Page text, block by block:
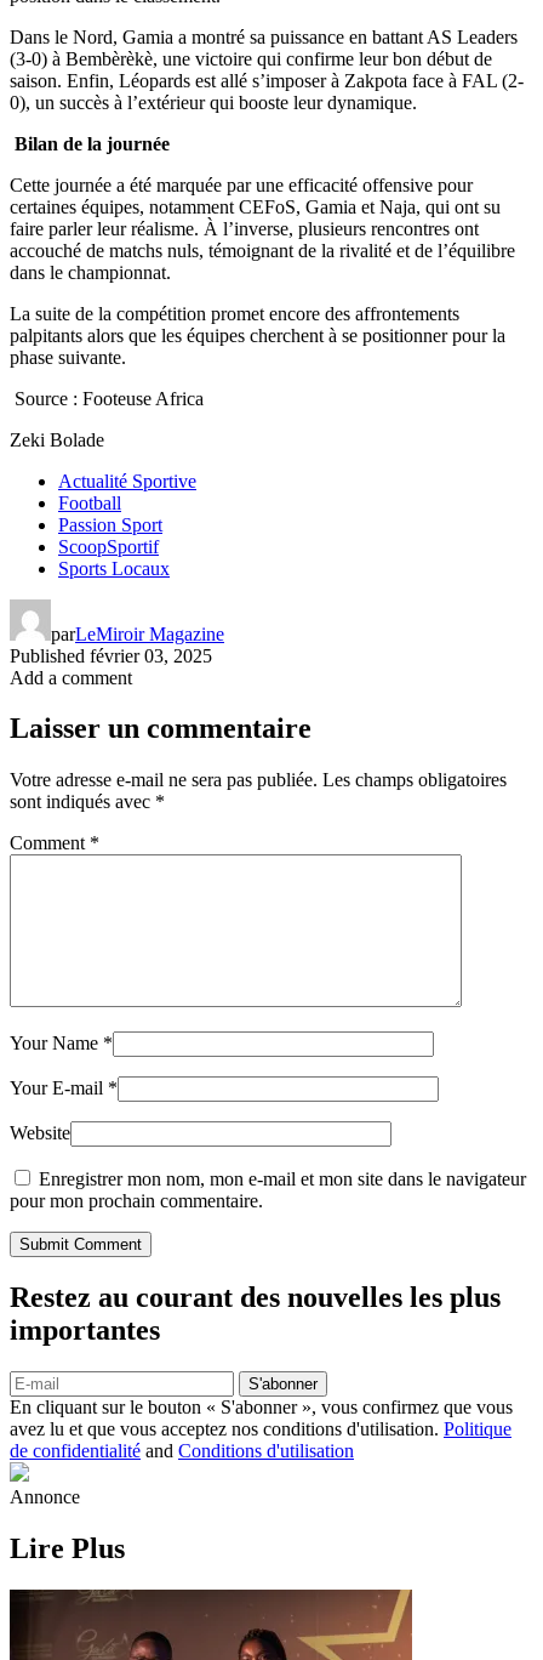
Dans le Nord, Gamia a montré sa puissance en battant AS Leaders
(3-0) à Bembèrèkè, une victoire qui confirme leur bon début de
saison. Enfin, Léopards est allé s’imposer à Zakpota face à FAL (2-
0), un succès à l’extérieur qui booste leur dynamique.
Bilan de la journée
Cette journée a été marquée par une efficacité offensive pour
certaines équipes, notamment CEFoS, Gamia et Naja, qui ont su
faire parler leur réalisme. À l’inverse, plusieurs rencontres ont
accouché de matchs nuls, témoignant de la rivalité et de l’équilibre
dans le championnat.
La suite de la compétition promet encore des affrontements
palpitants alors que les équipes cherchent à se positionner pour la
phase suivante.
Source : Footeuse Africa
Zeki Bolade
Actualité Sportive
Football
Passion Sport
ScoopSportif
Sports Locaux
parLeMiroir Magazine
Published février 03, 2025
Add a comment
Laisser un commentaire
Votre adresse e-mail ne sera pas publiée. Les champs obligatoires
sont indiqués avec *
Comment *
Your Name *
Your E-mail *
Website
Enregistrer mon nom, mon e-mail et mon site dans le navigateur
pour mon prochain commentaire.
Submit Comment
Restez au courant des nouvelles les plus
importantes
S'abonner
En cliquant sur le bouton « S'abonner », vous confirmez que vous
avez lu et que vous acceptez nos conditions d'utilisation. Politique
de confidentialité and Conditions d'utilisation
Annonce
Lire Plus